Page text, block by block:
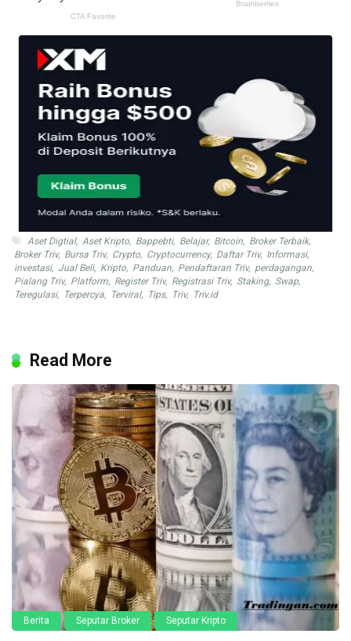
Aset Digtial, Aset Kripto, Bappebti, Belajar, Bitcoin, Broker Terbaik,
Broker Triv, Bursa Triv, Crypto, Cryptocurrency, Daftar Triv, Informasi,
investasi, Jual Beli, Kripto, Panduan, Pendaftaran Triv, perdagangan,
Pialang Triv, Platform, Register Triv, Registrasi Triv, Staking, Swap,
Teregulasi, Terpercya, Terviral, Tips, Triv, Triv.id
Read More
Berita Seputar Broker Seputar Kripto